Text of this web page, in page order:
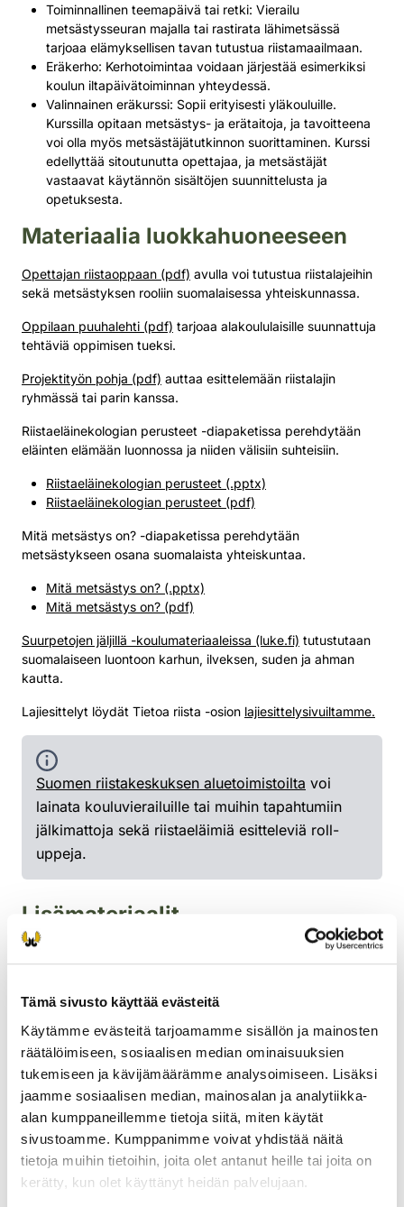
Tämä sivusto käyttää evästeitä
Käytämme evästeitä tarjoamamme sisällön ja mainosten
räätälöimiseen, sosiaalisen median ominaisuuksien
tukemiseen ja kävijämäärämme analysoimiseen. Lisäksi
jaamme sosiaalisen median, mainosalan ja analytiikka-
alan kumppaneillemme tietoja siitä, miten käytät
sivustoamme. Kumppanimme voivat yhdistää näitä
tietoja muihin tietoihin, joita olet antanut heille tai joita on
kerätty, kun olet käyttänyt heidän palvelujaan.
Toiminnallinen teemapäivä tai retki: Vierailu
metsästysseuran majalla tai rastirata lähimetsässä
tarjoaa elämyksellisen tavan tutustua riistamaailmaan.
Eräkerho: Kerhotoimintaa voidaan järjestää esimerkiksi
koulun iltapäivätoiminnan yhteydessä.
Valinnainen eräkurssi: Sopii erityisesti yläkouluille.
Kurssilla opitaan metsästys- ja erätaitoja, ja tavoitteena
voi olla myös metsästäjätutkinnon suorittaminen. Kurssi
edellyttää sitoutunutta opettajaa, ja metsästäjät
vastaavat käytännön sisältöjen suunnittelusta ja
opetuksesta.
Materiaalia luokkahuoneeseen
Opettajan riistaoppaan (pdf) avulla voi tutustua riistalajeihin
sekä metsästyksen rooliin suomalaisessa yhteiskunnassa.
Oppilaan puuhalehti (pdf) tarjoaa alakoululaisille suunnattuja
tehtäviä oppimisen tueksi.
Projektityön pohja (pdf) auttaa esittelemään riistalajin
ryhmässä tai parin kanssa.
Riistaeläinekologian perusteet -diapaketissa perehdytään
eläinten elämään luonnossa ja niiden välisiin suhteisiin.
Riistaeläinekologian perusteet (.pptx)
Riistaeläinekologian perusteet (pdf)
Mitä metsästys on? -diapaketissa perehdytään
metsästykseen osana suomalaista yhteiskuntaa.
Mitä metsästys on? (.pptx)
Mitä metsästys on? (pdf)
Suurpetojen jäljillä -koulumateriaaleissa (luke.fi) tutustutaan
suomalaiseen luontoon karhun, ilveksen, suden ja ahman
kautta.
Lajiesittelyt löydät Tietoa riista -osion lajiesittelysivuiltamme.
Suomen riistakeskuksen aluetoimistoilta voi
lainata kouluvierailuille tai muihin tapahtumiin
jälkimattoja sekä riistaeläimiä esitteleviä roll-
uppeja.
Lisämateriaalit
Kohti metsästäjätutkintoa -pelin avulla voit harjoitella
Ohjeet pelaamiseen:
Kirjaudu sisään pelaajana.
Syötä pelin pin-koodi 9194GC
Kirjoita nimimerkki, jolla haluat pelata.
Saat pelaajatunnuksen mahdollista
uudelleenkirjautumista varten.
Lue pelin säännöt ja aloita peli.